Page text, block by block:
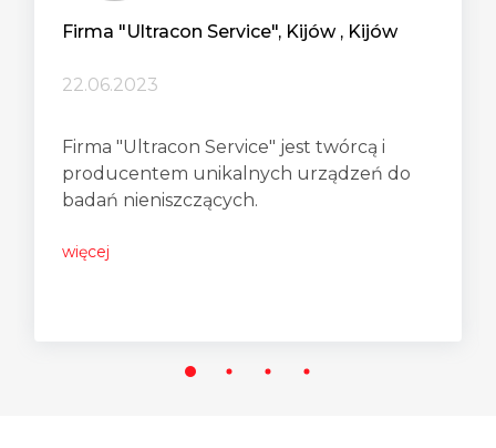
Firma "Ultracon Service", Kijów , Kijów
22.06.2023
Firma "Ultracon Service" jest twórcą i
producentem unikalnych urządzeń do
badań nieniszczących.
więcej